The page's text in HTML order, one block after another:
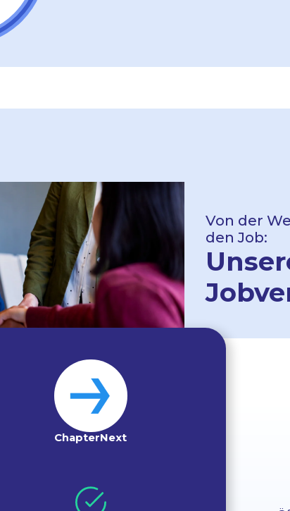
Von der
den Job:
Chapter­Next